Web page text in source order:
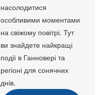
насолодитися
особливими моментами
на свіжому повітрі. Тут
ви знайдете найкращі
події в Ганновері та
регіоні для сонячних
днів.